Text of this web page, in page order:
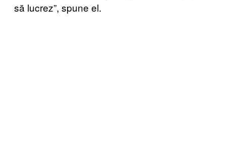
să lucrez”, spune el.